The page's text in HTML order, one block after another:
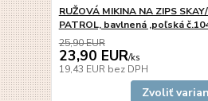
RUŽOVÁ MIKINA NA ZIPS
PATROL, bavlnená ,poľská
25,90 EUR
23,90 EUR/ks
19,43 EUR bez DPH
Zvoliť